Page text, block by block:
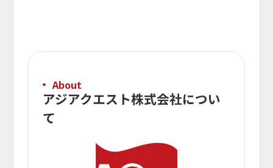
About
アジアクエスト株式会社につい
て